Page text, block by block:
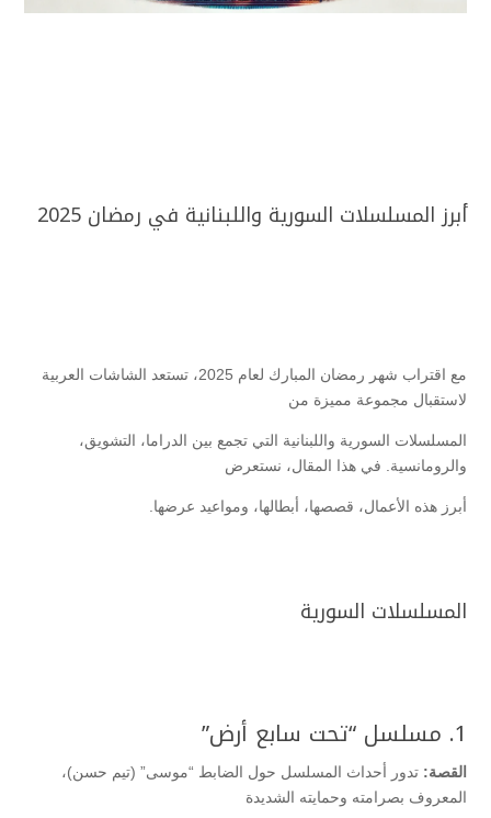
أبرز المسلسلات السورية واللبنانية في رمضان 2025
مع اقتراب شهر رمضان المبارك لعام 2025، تستعد الشاشات العربية
لاستقبال مجموعة مميزة من
المسلسلات السورية واللبنانية التي تجمع بين الدراما، التشويق،
والرومانسية. في هذا المقال، نستعرض
أبرز هذه الأعمال، قصصها، أبطالها، ومواعيد عرضها.
المسلسلات السورية
1. مسلسل “تحت سابع أرض”
القصة: تدور أحداث المسلسل حول الضابط “موسى” (تيم حسن)،
المعروف بصرامته وحمايته الشديدة